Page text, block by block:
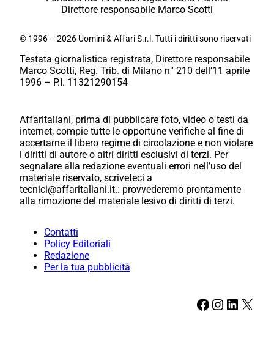
Direttore responsabile Marco Scotti
© 1996 – 2026 Uomini & Affari S.r.l. Tutti i diritti sono riservati
Testata giornalistica registrata, Direttore responsabile
Marco Scotti, Reg. Trib. di Milano n° 210 dell’11 aprile
1996 – P.I. 11321290154
Affaritaliani, prima di pubblicare foto, video o testi da
internet, compie tutte le opportune verifiche al fine di
accertarne il libero regime di circolazione e non violare
i diritti di autore o altri diritti esclusivi di terzi. Per
segnalare alla redazione eventuali errori nell’uso del
materiale riservato, scriveteci a
tecnici@affaritaliani.it.: provvederemo prontamente
alla rimozione del materiale lesivo di diritti di terzi.
Contatti
Policy Editoriali
Redazione
Per la tua pubblicità
Facebook Instagram LinkedIn X